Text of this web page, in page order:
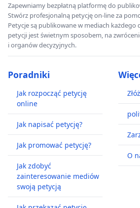
Zapewniamy bezpłatną platformę do
Stwórz profesjonalną petycję on-line za
Petycje są publikowane w mediach każdego
petycji jest świetnym sposobem, na
i organów decyzyjnych.
Poradniki
Jak rozpocząć petycję
online
Jak napisać petycję?
Jak promować petycję?
Jak zdobyć
zainteresowanie mediów
swoją petycją
O